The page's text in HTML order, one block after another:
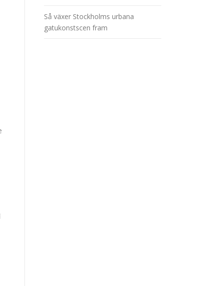
Så växer Stockholms urbana
gatukonstscen fram